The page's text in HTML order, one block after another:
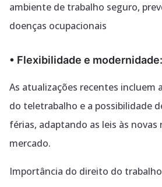
ambiente de trabalho seguro,
doenças ocupacionais
• Flexibilidade e modernidade:
As atualizações recentes incluem
do teletrabalho e a possibilidade
férias, adaptando as leis às novas
mercado.
Importância do direito do trabalho